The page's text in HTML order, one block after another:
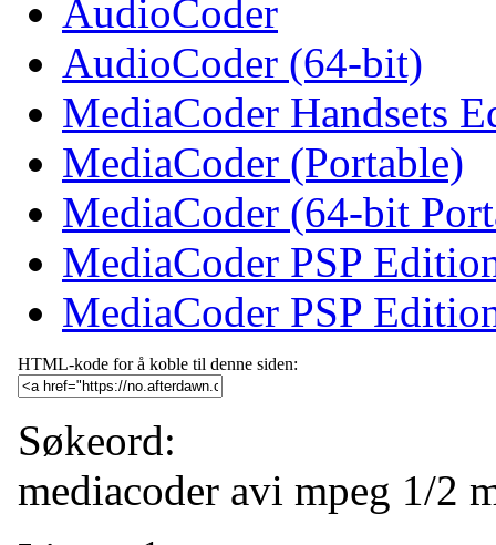
AudioCoder
AudioCoder (64-bit)
MediaCoder Handsets
MediaCoder (Portable)
MediaCoder (64-bit
MediaCoder PSP
MediaCoder PSP
HTML-kode for å koble til denne siden:
Søkeord:
mediacoder avi mpeg 1/2